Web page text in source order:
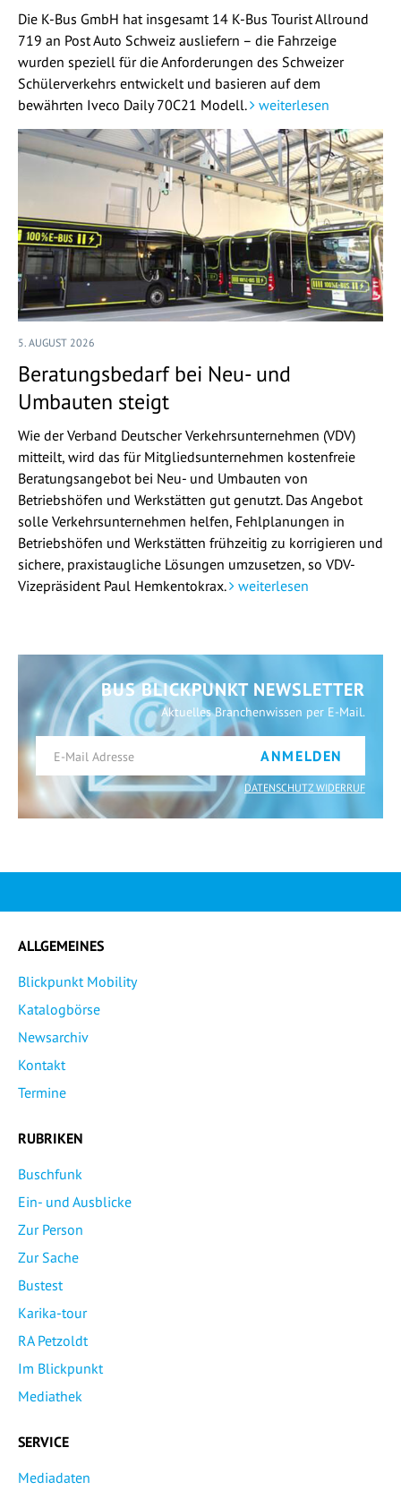
Die K-Bus GmbH hat insgesamt 14 K-Bus Tourist Allround
719 an Post Auto Schweiz ausliefern – die Fahrzeige
wurden speziell für die Anforderungen des Schweizer
Schülerverkehrs entwickelt und basieren auf dem
bewährten Iveco Daily 70C21 Modell.
weiterlesen
5. AUGUST 2026
Beratungsbedarf bei Neu- und
Umbauten steigt
Wie der Verband Deutscher Verkehrsunternehmen (VDV)
mitteilt, wird das für Mitgliedsunternehmen kostenfreie
Beratungsangebot bei Neu- und Umbauten von
Betriebshöfen und Werkstätten gut genutzt. Das Angebot
solle Verkehrsunternehmen helfen, Fehlplanungen in
Betriebshöfen und Werkstätten frühzeitig zu korrigieren und
sichere, praxistaugliche Lösungen umzusetzen, so VDV-
Vizepräsident Paul Hemkentokrax.
weiterlesen
BUS BLICKPUNKT NEWSLETTER
Aktuelles Branchenwissen per E-Mail.
ANMELDEN
DATENSCHUTZ WIDERRUF
ALLGEMEINES
Blickpunkt Mobility
Katalogbörse
Newsarchiv
Kontakt
Termine
RUBRIKEN
Buschfunk
Ein- und Ausblicke
Zur Person
Zur Sache
Bustest
Karika-tour
RA Petzoldt
Im Blickpunkt
Mediathek
SERVICE
Mediadaten